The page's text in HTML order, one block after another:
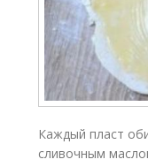
Каждый пласт
сливочным